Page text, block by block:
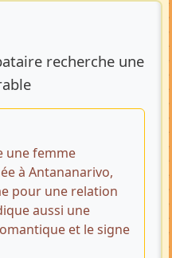
recherche une
une femme
à Antananarivo,
pour une relation
aussi une
et le signe